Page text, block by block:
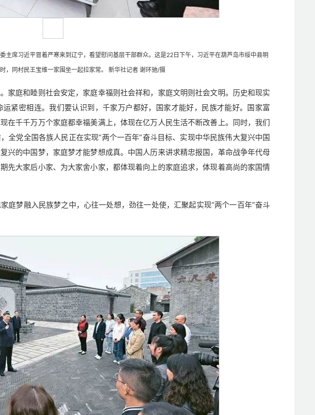
席习近平冒着严寒来到辽宁，看望慰问基层干部群众。这是22日下午，习近平在葫芦岛市绥中县明
，同村民王宝维一家围坐一起拉家常。 新华社记者 谢环驰/摄
家庭和睦则社会安定，家庭幸福则社会祥和，家庭文明则社会文明。历史和现实
紧密相连。我们要认识到，千家万户都好，国家才能好，民族才能好。国家富
在千千万万个家庭都幸福美满上，体现在亿万人民生活不断改善上。同时，我们
全党全国各族人民正在实现“两个一百年”奋斗目标、实现中华民族伟大复兴中国
兴的中国梦，家庭梦才能梦想成真。中国人历来讲求精忠报国，革命战争年代母
先大家后小家、为大家舍小家，都体现着向上的家庭追求，体现着高尚的家国情
庭梦融入民族梦之中，心往一处想，劲往一处使，汇聚起实现“两个一百年”奋斗